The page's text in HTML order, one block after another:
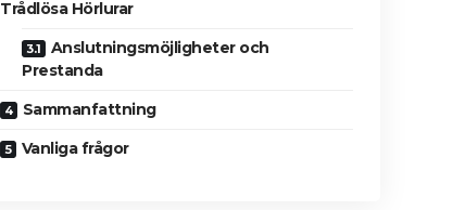
Trådlösa Hörlurar
Anslutningsmöjligheter och
Prestanda
Sammanfattning
Vanliga frågor